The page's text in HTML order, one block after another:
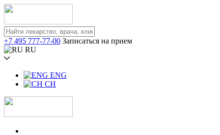
+7 495 777-77-00 Записаться на прием
RU
ENG
CH